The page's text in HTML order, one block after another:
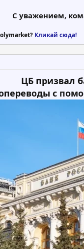
С уважением,
Кликай сюда!
ЦБ призвал
с